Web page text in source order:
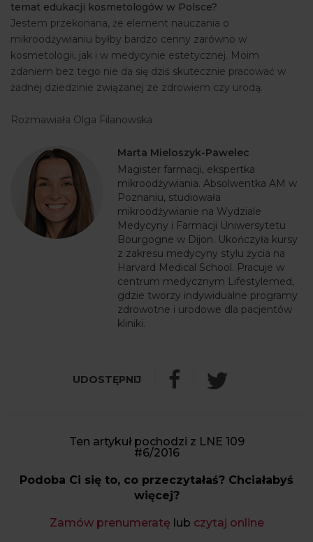
temat edukacji kosmetologów w Polsce?
Jestem przekonana, że element nauczania o
mikroodżywianiu byłby bardzo cenny zarówno w
kosmetologii, jak i w medycynie estetycznej. Moim
zdaniem bez tego nie da się dziś skutecznie pracować w
żadnej dziedzinie związanej ze zdrowiem czy urodą.
Rozmawiała Olga Filanowska
Marta Mieloszyk-Pawelec
Magister farmacji, ekspertka
mikroodżywiania. Absolwentka AM w
Poznaniu, studiowała
mikroodżywianie na Wydziale
Medycyny i Farmacji Uniwersytetu
Bourgogne w Dijon. Ukończyła kursy
z zakresu medycyny stylu życia na
Harvard Medical School. Pracuje w
centrum medycznym Lifestylemed,
gdzie tworzy indywidualne programy
zdrowotne i urodowe dla pacjentów
kliniki.
Ten artykuł pochodzi z LNE 109
#6/2016
Podoba Ci się to, co przeczytałaś? Chciałabyś
więcej?
Zamów prenumeratę lub czytaj online